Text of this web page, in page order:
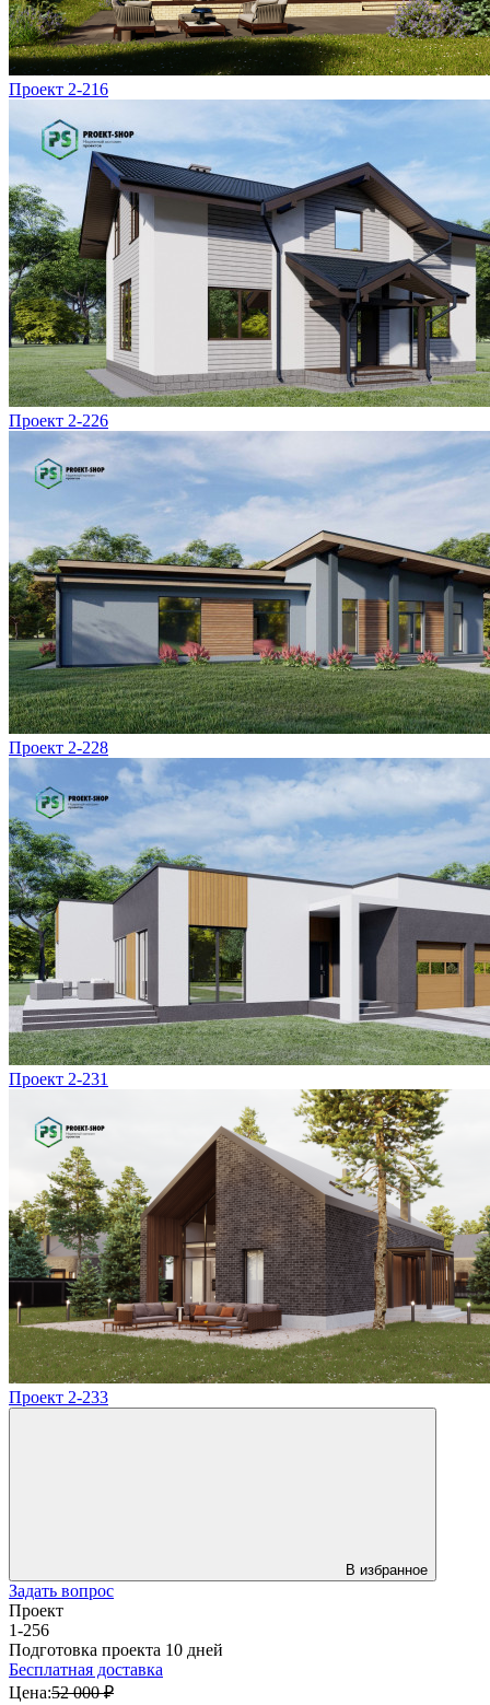
Проект 2-216
Проект 2-226
Проект 2-228
Проект 2-231
Проект 2-233
В избранное
Задать вопрос
Проект
1-256
Подготовка проекта 10 дней
Бесплатная доставка
Цена:52 000 ₽